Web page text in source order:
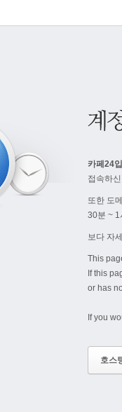
카페24
접속하
또한 도
30분 ~ 1
보다 자
This
If this
or has
If you
호스